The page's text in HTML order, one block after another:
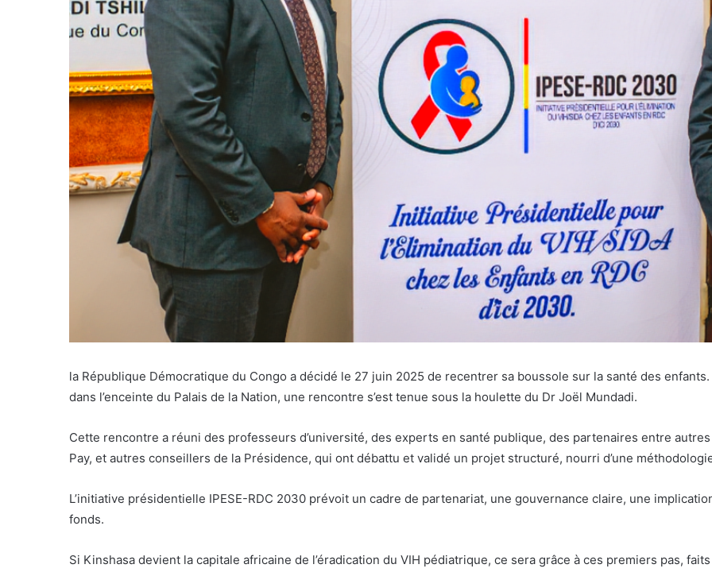
la République Démocratique du Congo a décidé le 27 juin 2025 de recentrer sa boussole sur la santé des
dans l’enceinte du Palais de la Nation, une rencontre s’est tenue sous la houlette du Dr Joël Mundadi.
Cette rencontre a réuni des professeurs d’université, des experts en santé publique, des partenaires entre autres
Pay, et autres conseillers de la Présidence, qui ont débattu et validé un projet structuré, nourri d’une
L’initiative présidentielle IPESE-RDC 2030 prévoit un cadre de partenariat, une gouvernance claire, une
fonds.
Si Kinshasa devient la capitale africaine de l’éradication du VIH pédiatrique, ce sera grâce à ces premiers pas,